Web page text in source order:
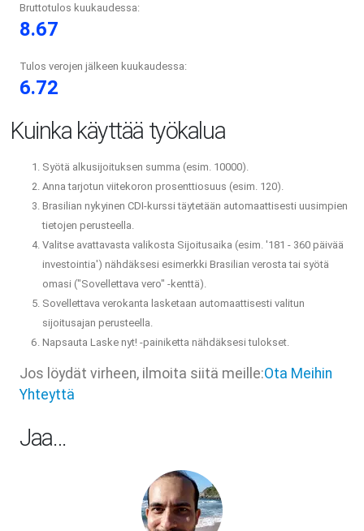
Bruttotulos kuukaudessa:
8.67
Tulos verojen jälkeen kuukaudessa:
6.72
Kuinka käyttää työkalua
Syötä alkusijoituksen summa (esim. 10000).
Anna tarjotun viitekoron prosenttiosuus (esim. 120).
Brasilian nykyinen CDI-kurssi täytetään automaattisesti uusimpien
tietojen perusteella.
Valitse avattavasta valikosta Sijoitusaika (esim. '181 - 360 päivää
investointia') nähdäksesi esimerkki Brasilian verosta tai syötä
omasi ("Sovellettava vero" -kenttä).
Sovellettava verokanta lasketaan automaattisesti valitun
sijoitusajan perusteella.
Napsauta Laske nyt! -painiketta nähdäksesi tulokset.
Jos löydät virheen, ilmoita siitä meille:Ota Meihin
Yhteyttä
Jaa…